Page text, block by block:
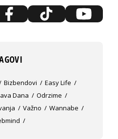
Bizbendovi
Easy Life
Dana
Odrzime
Važno
Wannabe